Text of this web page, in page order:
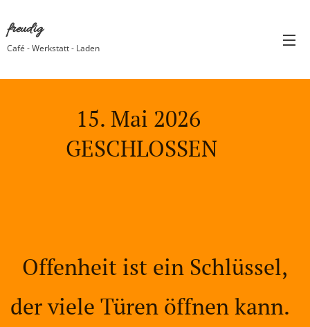
freudig
Café - Werkstatt - Laden
15. Mai 2026 ☀️
GESCHLOSSEN
Offenheit ist ein Schlüssel,
der viele Türen öffnen kann.